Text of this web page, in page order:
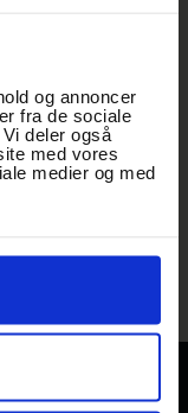
og annoncer
fra de sociale
deler også
med vores
medier og med
viaTicketmaster